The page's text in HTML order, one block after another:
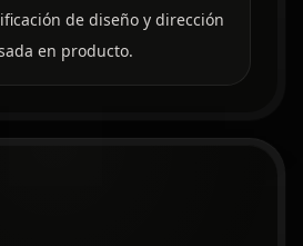
de diseño y dirección
en producto.